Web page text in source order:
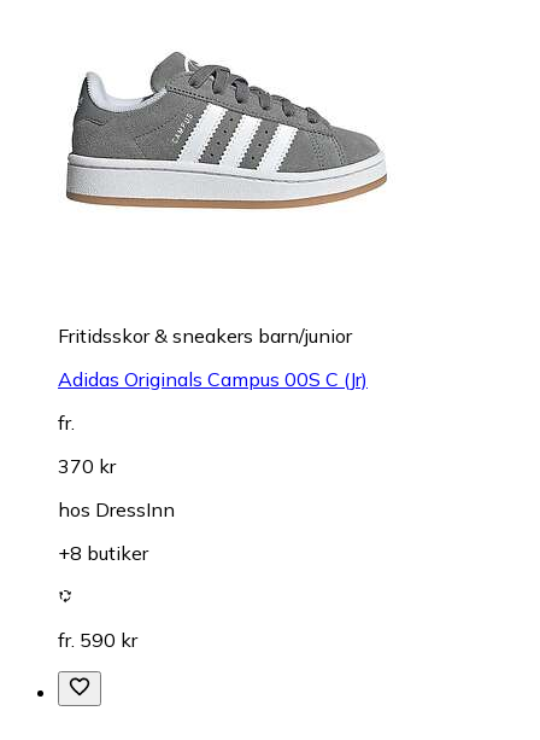
Fritidsskor & sneakers barn/junior
Adidas Originals Campus 00S C (Jr)
fr.
370 kr
hos DressInn
+8 butiker
fr. 590 kr